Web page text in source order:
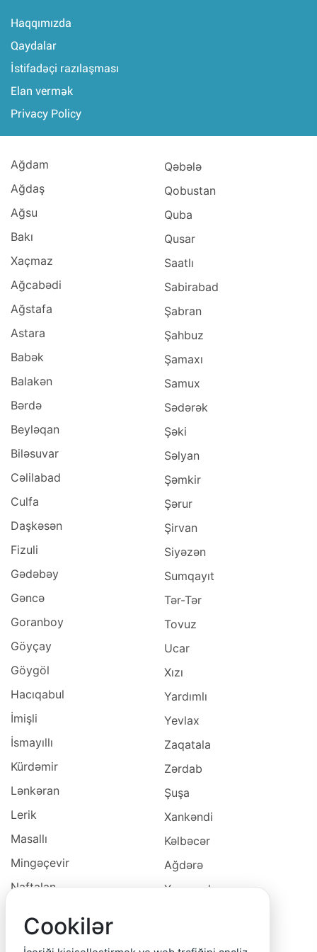
Haqqımızda
Qaydalar
İstifadəçi razılaşması
Elan vermək
Privacy Policy
Ağdam
Ağdaş
Ağsu
Bakı
Xaçmaz
Ağcabədi
Ağstafa
Astara
Babək
Balakən
Bərdə
Beyləqan
Biləsuvar
Cəlilabad
Culfa
Daşkəsən
Fizuli
Gədəbəy
Gəncə
Goranboy
Göyçay
Göygöl
Hacıqabul
İmişli
İsmayıllı
Kürdəmir
Lənkəran
Lerik
Masallı
Mingəçevir
Naftalan
Neftçala
Qəbələ
Qobustan
Quba
Qusar
Saatlı
Sabirabad
Şabran
Şahbuz
Şamaxı
Samux
Sədərək
Şəki
Səlyan
Şəmkir
Şərur
Şirvan
Siyəzən
Sumqayıt
Tər-Tər
Tovuz
Ucar
Xızı
Yardımlı
Yevlax
Zaqatala
Zərdab
Şuşa
Xankəndi
Kəlbəcər
Ağdərə
Xocavəd
Cookilər